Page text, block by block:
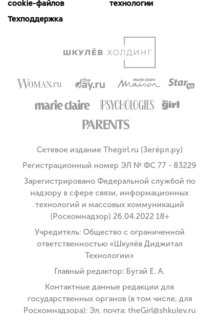
cookie-файлов
технологии
Техподдержка
Сетевое издание Thegirl.ru (Зегёрл.ру)
Регистрационный номер ЭЛ № ФС 77 - 83229
Зарегистрировано Федеральной службой по
надзору в сфере связи, информационных
технологий и массовых коммуникаций
(Роскомнадзор) 26.04.2022 18+
Учредитель: Общество с ограниченной
ответственностью «Шкулёв Диджитал
Технологии»
Главный редактор: Бугай Е. А.
Контактные данные редакции для
государственных органов (в том числе, для
Роскомнадзора): Эл. почта: theGirl@shkulev.ru